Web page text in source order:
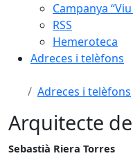
Campanya
RSS
Hemeroteca
Adreces i telèfons
Adreces i telèfons
Arquitecte
Sebastià Riera Torres